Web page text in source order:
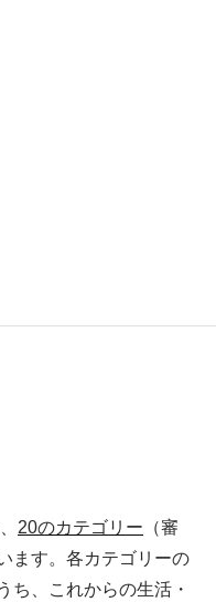
20のカテゴリー （審
ます。 各カテゴリーの​
ち、​これからの​生活・